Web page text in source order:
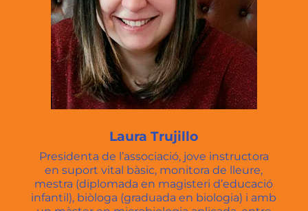
Laura Trujillo
Presidenta de l’associació, jove instructora
en suport vital bàsic, monitora de lleure,
mestra (diplomada en magisteri d’educació
infantil), biòloga (graduada en biologia) i amb